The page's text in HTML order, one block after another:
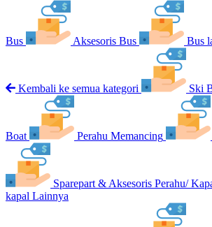
Bus Aksesoris Bus Bus
Kembali ke semua kategori Ski
Boat Perahu Memancing
Sparepart & Aksesoris Perahu/
kapal Lainnya